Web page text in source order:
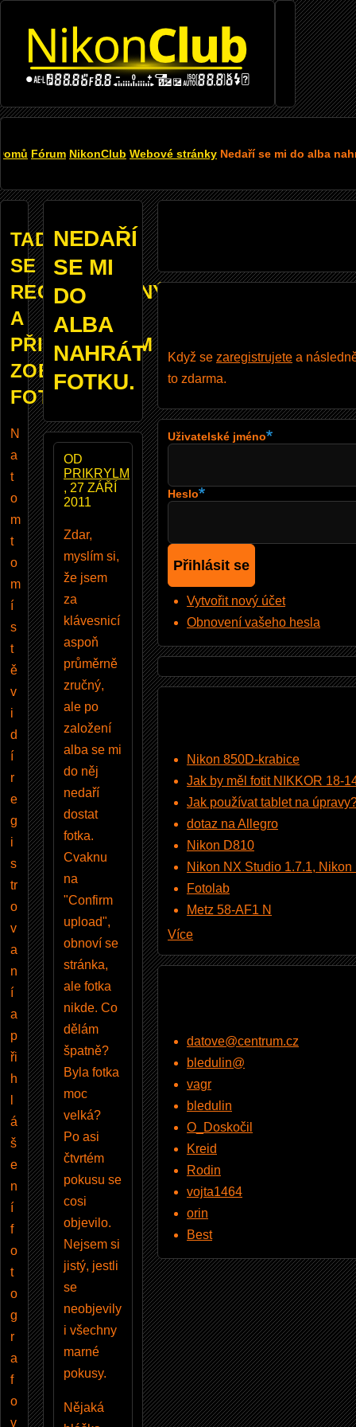
DROBEČKOVÁ
Fórum NikonClub Webové stránky Nedaří se mi do alba
TADY
SE
REGISTROVANÝM
A
PŘIHLÁŠENÝM
ZOBRAZUJE
FOTOBAZAR
N
a
t
o
m
t
o
m
í
s
t
ě
v
i
d
í
r
e
g
i
s
tr
o
v
a
n
í
a
p
ři
h
á
š
e
n
í
f
o
t
o
g
r
a
f
o
v
NEDAŘÍ
SE MI
DO
ALBA
NAHRÁT
FOTKU.
OD
PRIKRYLM
, 27 ZÁŘÍ
2011
Zdar,
myslím si,
že jsem
za
klávesnicí
aspoň
průměrně
zručný,
ale po
založení
alba se mi
do něj
nedaří
dostat
fotka.
Cvaknu
na
"Confirm
upload",
obnoví se
stránka,
ale fotka
nikde. Co
dělám
špatně?
Byla fotka
moc
velká?
Po asi
čtvrtém
pokusu se
cosi
objevilo.
Nejsem si
jistý, jestli
se
neobjevily
i všechny
marné
pokusy.
Nějaká
Když se zaregistrujete a
to zdarma.
Uživatelské jméno
Heslo
Vytvořit nový účet
Obnovení vašeho hesla
Nikon 850D-krabice
Jak by měl fotit NIKKOR 18-
Jak používat tablet na
dotaz na Allegro
Nikon D810
Nikon NX Studio 1.7.1,
Fotolab
Metz 58-AF1 N
Více
datove@centrum.cz
bledulin@
vagr
bledulin
O_Doskočil
Kreid
Rodin
vojta1464
orin
Best